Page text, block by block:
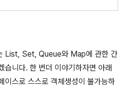
List, Set, Queue와 Map에 관한 간
습니다. 한 번더 이야기하자면 아래
스로 스스로 객체생성이 불가능하